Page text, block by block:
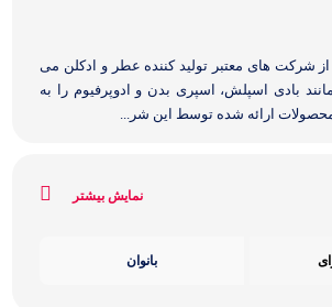
شرکت های معتبر تولید کننده عطر و ادکلن می
بادی اسپلش، اسپری بدن و ادوپرفیوم را به
ارائه شده توسط این شر...
نمایش بیشتر
بانوان